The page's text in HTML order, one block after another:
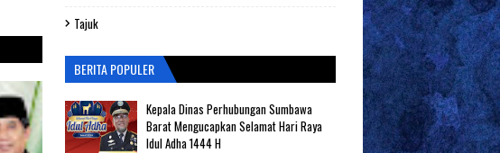
Tajuk
BERITA POPULER
Kepala Dinas Perhubungan Sumbawa
Barat Mengucapkan Selamat Hari Raya
Idul Adha 1444 H